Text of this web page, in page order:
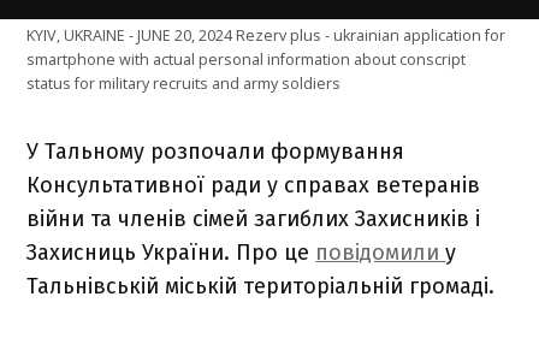
KYIV, UKRAINE - JUNE 20, 2024 Rezerv plus - ukrainian application for
smartphone with actual personal information about conscript
status for military recruits and army soldiers
У Тальному розпочали формування
Консультативної ради у справах ветеранів
війни та членів сімей загиблих Захисників і
Захисниць України. Про це повідомилиу
Тальнівській міській територіальній громаді.